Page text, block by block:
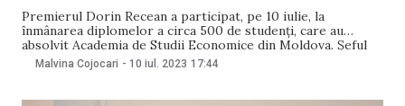
Premierul Dorin Recean a participat, pe 10 iulie, la
înmânarea diplomelor a circa 500 de studenți, care au
absolvit Academia de Studii Economice din Moldova. Șeful
Guvernului a felicitat absolvenții pentru rezultatele
obținute. Prim-ministrul le-a vorbit absolvenților despre
de dezvoltare profesională, subliniind
Malvina Cojocari - 10 iul. 2023 17:44